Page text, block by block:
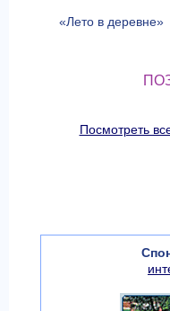
«Лето в деревне»
Посмотреть